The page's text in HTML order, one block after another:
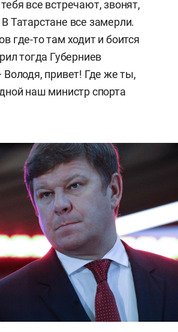
все встречают, звонят,
Татарстане все замерли.
где-то там ходит и боится
тогда Губерниев
привет! Где же ты,
наш министр спорта